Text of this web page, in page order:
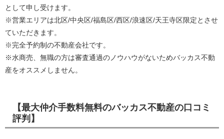
として申し受けます。
※営業エリアは北区/中央区/福島区/西区/浪速区/天王寺区限定とさせ
ていただきます。
※完全予約制の不動産会社です。
※水商売、無職の方は審査通過のノウハウがないためバッカス不動
産をオススメしません。
【最大仲介手数料無料のバッカス不動産の口コミ
評判】